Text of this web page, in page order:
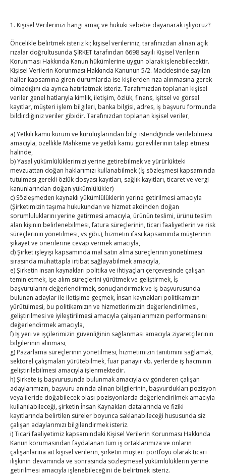
1. Kişisel Verilerinizi hangi amaç ve hukuki sebebe dayanarak işliyoruz?
Öncelikle belirtmek isteriz ki; kişisel verileriniz, tarafınızdan alınan açık
rızalar doğrultusunda ŞİRKET tarafından 6698 sayılı Kişisel Verilerin
Korunması Hakkında Kanun hükümlerine uygun olarak işlenebilecektir.
Kişisel Verilerin Korunması Hakkında Kanunun 5/2. Maddesinde sayılan
haller kapsamına giren durumlarda ise kişilerden rıza alınmasına gerek
olmadığını da ayrıca hatırlatmak isteriz. Tarafımızdan toplanan kişisel
veriler genel hatlarıyla kimlik, iletişim, özlük, finans, işitsel ve görsel
kayıtlar, müşteri işlem bilgileri, banka bilgisi, adres, iş başvuru formunda
bildirdiğiniz veriler gibidir. Tarafınızdan toplanan kişisel veriler,
a) Yetkili kamu kurum ve kuruluşlarından bilgi istendiğinde verilebilmesi
amacıyla, özellikle Mahkeme ve yetkili kamu görevlilerinin talep etmesi
halinde,
b) Yasal yükümlülüklerimizi yerine getirebilmek ve yürürlükteki
mevzuattan doğan haklarımızı kullanabilmek (İş sözleşmesi kapsamında
tutulması gerekli özlük dosyası kayıtları, sağlık kayıtları, ticaret ve vergi
kanunlarından doğan yükümlülükler)
c) Sözleşmeden kaynaklı yükümlülüklerin yerine getirilmesi amacıyla
(Şirketimizin taşıma hukukundan ve hizmet akdinden doğan
sorumluluklarını yerine getirmesi amacıyla, ürünün teslimi, ürünü teslim
alan kişinin belirlenebilmesi, fatura süreçlerinin, ticari faaliyetlerin ve risk
süreçlerinin yönetilmesi, vs gibi.), hizmetin ifası kapsamında müşterinin
şikayet ve önerilerine cevap vermek amacıyla,
d) Şirket işleyişi kapsamında mal satın alma süreçlerinin yönetilmesi
sırasında muhattapla irtibat sağlayabilmek amacıyla,
e) Şirketin insan kaynakları politika ve ihtiyaçları çerçevesinde çalışan
temin etmek, işe alım süreçlerini yürütmek ve geliştirmek, İş
başvurularını değerlendirmek, sonuçlandırmak ve iş başvurusunda
bulunan adaylar ile iletişime geçmek, İnsan kaynakları politikamızın
yürütülmesi, bu politikamızın ve hizmetlerimizin değerlendirilmesi,
geliştirilmesi ve iyileştirilmesi amacıyla çalışanlarımızın performansını
değerlendirmek amacıyla,
f) İş yeri ve işçilerimizin güvenliğinin sağlanması amacıyla ziyaretçilerinin
bilgilerinin alınması,
g) Pazarlama süreçlerinin yönetilmesi, hizmetimizin tanıtımını sağlamak,
sektörel çalışmaları yürütebilmek, fuar panayır vb. yerlerde iş hacminin
geliştirilebilmesi amacıyla işlenmektedir.
h) Şirkete iş başvurusunda bulunmak amacıyla cv gönderen çalışan
adaylarımızın, başvuru anında alınan bilgilerinin, başvurdukları pozisyon
veya ileride doğabilecek olası pozisyonlarda değerlendirilmek amacıyla
kullanılabileceği, şirketin İnsan Kaynakları datalarında ve fiziki
kayıtlarında belirtilen süreler boyunca saklanabileceği hususunda siz
çalışan adaylarımızı bilgilendirmek isteriz.
i) Ticari faaliyetimiz kapsamındaki Kişisel Verilerin Korunması Hakkında
Kanun korumasından faydalanan tüm iş ortaklarımıza ve onların
çalışanlarına ait kişisel verilerin, şirketin müşteri portföyü olarak ticari
ilişkinin devamında ve sonrasında sözleşmesel yükümlülüklerin yerine
getirilmesi amacıyla işlenebileceğini de belirtmek isteriz.
ByTUTSOon Ağu 4, 2026
Hisarcıklıoğlu, Ardahan Üniversitesi Rektörü Prof. Dr.
Emiroğlu’nu kabul etti
ByTUTSO on Ağu 4, 2026
Hisarcıklıoğlu Muğla İl/İlçe Oda / Borsa Meclis Üyeleri
ByTUTSOon Ağu 2, 2026
Ağustos 2026
P
S Ç P C C
P
3
4 5 6 7 8
9
10
11 12 13 14 15
16
17
18 19 20 21 22
23
24
25 26 27 28 29
31
« Tem
E-BÜLTEN
Kasaba Ekonomi Dergisi
TOBB HABER
TUTSO İktisadi Durum Raporu
Hisarcıklıoğlu ICCD Genel Sekreteri Khalawi ile görüştü
Kahramanmaraş Ticaret ve Sanayi Odası’nın yeni
binası hizmete açıldı
Diren ailesine taziye ziyareti